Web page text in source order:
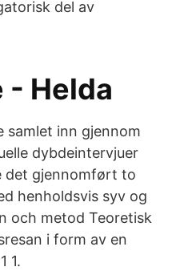
del av
- Helda
samlet inn gjennom
dybdeintervjuer
det gjennomført to
henholdsvis syv og
och metod Teoretisk
i form av en
1.